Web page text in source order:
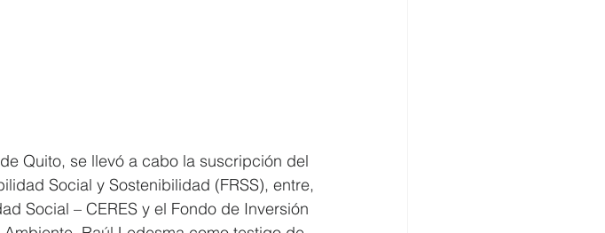
Quito, se llevó a cabo la suscripción del
Social y Sostenibilidad (FRSS), entre,
Social – CERES y el Fondo de Inversión